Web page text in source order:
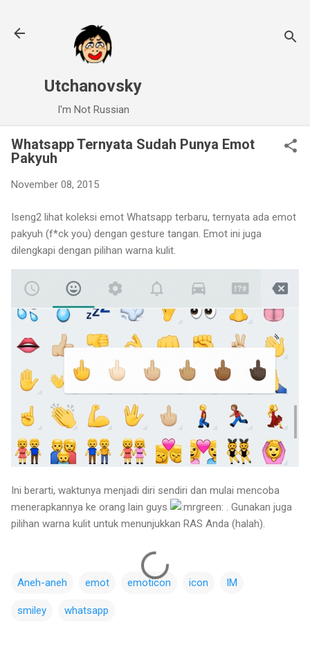
Utchanovsky
I'm Not Russian
Whatsapp Ternyata Sudah Punya Emot
Pakyuh
November 08, 2015
Iseng2 lihat koleksi emot Whatsapp terbaru, ternyata ada emot
pakyuh (f*ck you) dengan gesture tangan. Emot ini juga
dilengkapi dengan pilihan warna kulit.
Ini berarti, waktunya menjadi diri sendiri dan mulai mencoba
menerapkannya ke orang lain guys
. Gunakan juga
pilihan warna kulit untuk menunjukkan RAS Anda (halah).
Aneh-aneh emot emoticon icon IM
smiley whatsapp